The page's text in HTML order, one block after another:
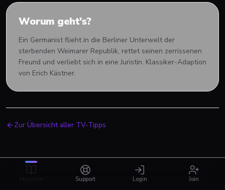
Worum geht's?
Ein Germanist flieht in die Berliner Unterwelt der
sterbenden Weimarer Republik, rettet seinen zerrissenen
Freund und verliebt sich in eine Juristin. Klassiker-Adaption
von Erich Kästner.
Zur Übersicht aller TV-Tipps
Support Login Join